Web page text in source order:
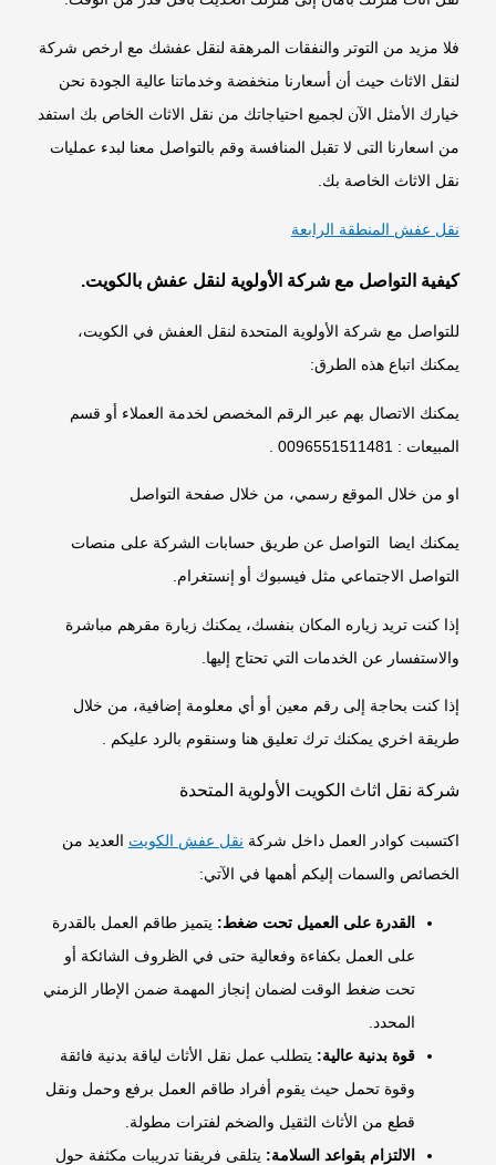
فلا مزيد من التوتر والنفقات المرهقة لنقل عفشك مع ارخص شركة
لنقل الاثاث حيث أن أسعارنا منخفضة وخدماتنا عالية الجودة نحن
خيارك الأمثل الآن لجميع احتياجاتك من نقل الاثاث الخاص بك استفد
من اسعارنا التى لا تقبل المنافسة وقم بالتواصل معنا لبدء عمليات
نقل الاثاث الخاصة بك.
نقل عفش المنطقة الرابعة
كيفية التواصل مع شركة الأولوية لنقل عفش بالكويت.
للتواصل مع شركة الأولوية المتحدة لنقل العفش في الكويت،
يمكنك اتباع هذه الطرق:
يمكنك الاتصال بهم عبر الرقم المخصص لخدمة العملاء أو قسم
المبيعات : 0096551511481 .
او من خلال الموقع رسمي، من خلال صفحة التواصل
يمكنك ايضا التواصل عن طريق حسابات الشركة على منصات
التواصل الاجتماعي مثل فيسبوك أو إنستغرام.
إذا كنت تريد زياره المكان بنفسك، يمكنك زيارة مقرهم مباشرة
والاستفسار عن الخدمات التي تحتاج إليها.
إذا كنت بحاجة إلى رقم معين أو أي معلومة إضافية، من خلال
طريقة اخري يمكنك ترك تعليق هنا وسنقوم بالرد عليكم .
شركة نقل اثاث الكويت الأولوية المتحدة
اكتسبت كوادر العمل داخل شركة نقل عفش الكويتالعديد من
الخصائص والسمات إليكم أهمها في الآتي:
القدرة على العميل تحت ضغط:يتميز طاقم العمل بالقدرة
على العمل بكفاءة وفعالية حتى في الظروف الشائكة أو
تحت ضغط الوقت لضمان إنجاز المهمة ضمن الإطار الزمني
المحدد.
قوة بدنية عالية:يتطلب عمل نقل الأثاث لياقة بدنية فائقة
وقوة تحمل حيث يقوم أفراد طاقم العمل برفع وحمل ونقل
قطع من الأثاث الثقيل والضخم لفترات مطولة.
الالتزام بقواعد السلامة:يتلقى فريقنا تدريبات مكثفة حول